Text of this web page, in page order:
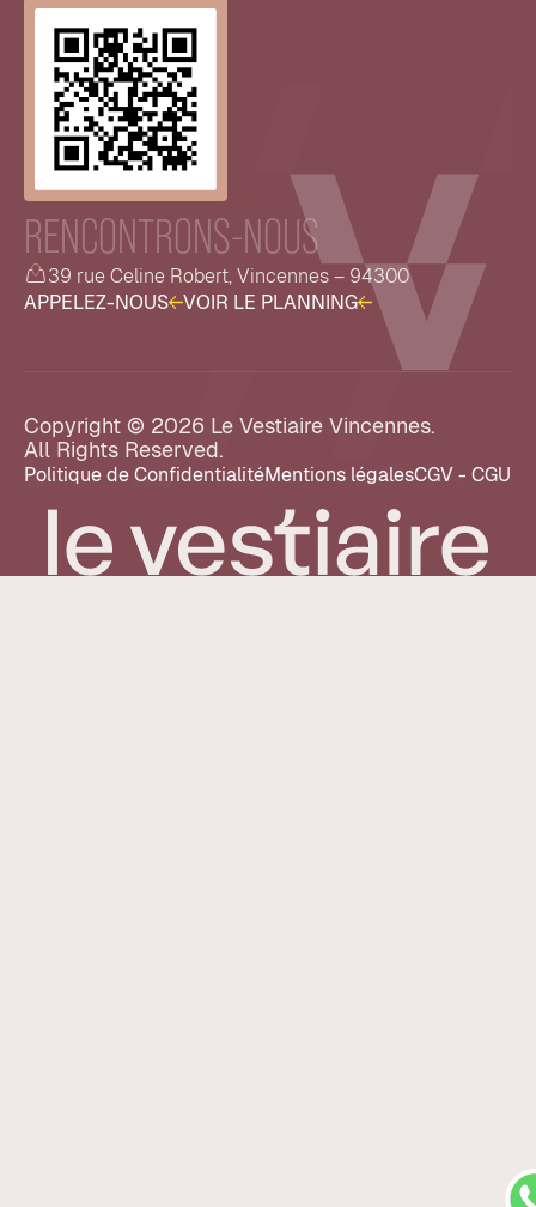
RENCONTRONS-NOUS
39 rue Celine Robert, Vincennes – 94300
APPELEZ-NOUS VOIR LE PLANNING
Copyright © 2026 Le Vestiaire Vincennes.
All Rights Reserved.
PolitiquedeConfidentialitéMentions légalesCGV- CGU